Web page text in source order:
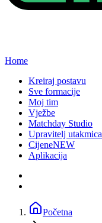
Home
Kreiraj postavu
Sve formacije
Moj tim
Vježbe
Matchday Studio
Upravitelj utakmica
CijeneNEW
Aplikacija
Početna